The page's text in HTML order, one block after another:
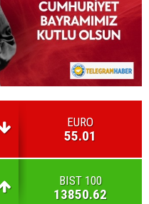
EURO
55.01
BIST 100
13850.62